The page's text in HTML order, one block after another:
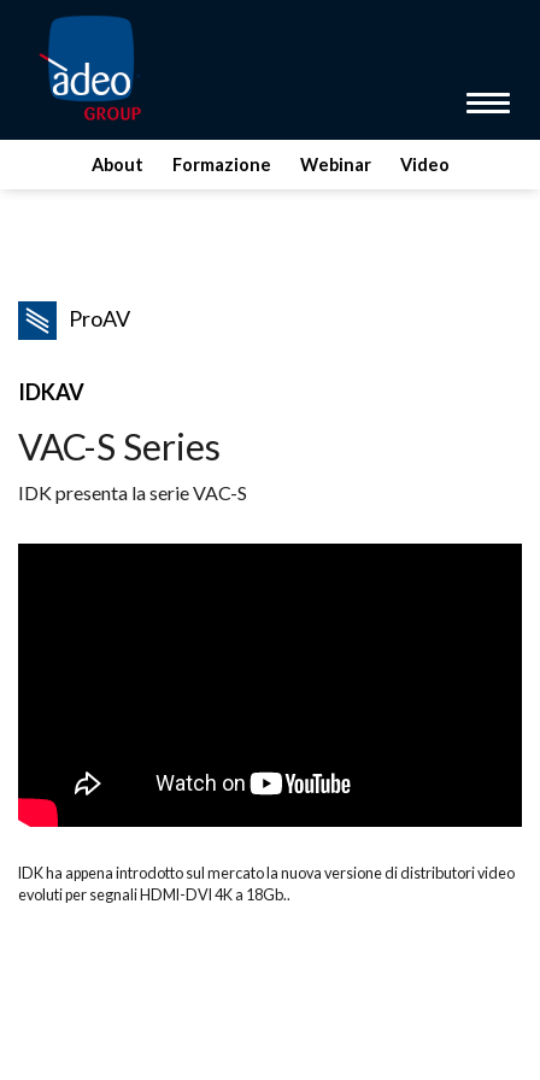
Toggle
About Formazione Webinar Video
ProAV
IDKAV
VAC-S Series
IDK presenta la serie VAC-S
4K@60
(4:4:4)
HDMI
Distribution
IDK ha appena introdotto sul mercato la nuova versione di distributori video
evoluti per segnali HDMI-DVI 4K a 18Gb..